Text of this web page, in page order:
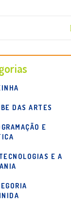
DAS ARTES
E
E A